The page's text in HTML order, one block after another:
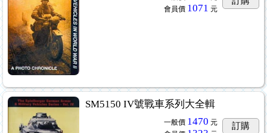
會員價 1071 元
SM5150 IV號戰車系列大全輯
一般價 1470 元
訂購